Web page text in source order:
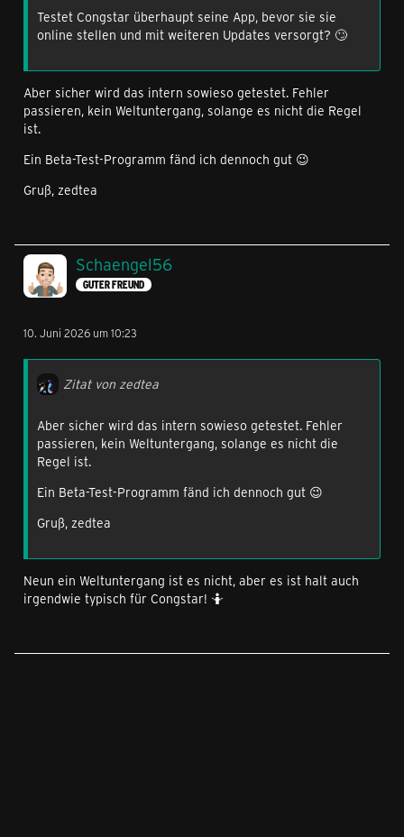
Testet Congstar überhaupt seine App, bevor sie sie
online stellen und mit weiteren Updates versorgt? 🙄
Aber sicher wird das intern sowieso getestet. Fehler
passieren, kein Weltuntergang, solange es nicht die Regel
ist.
Ein Beta-Test-Programm fänd ich dennoch gut 😉
Gruß, zedtea
Schaengel56
GUTER FREUND
10. Juni 2026 um 10:23
Zitat von zedtea
Aber sicher wird das intern sowieso getestet. Fehler
passieren, kein Weltuntergang, solange es nicht die
Regel ist.
Ein Beta-Test-Programm fänd ich dennoch gut 😉
Gruß, zedtea
Neun ein Weltuntergang ist es nicht, aber es ist halt auch
irgendwie typisch für Congstar! 🤷